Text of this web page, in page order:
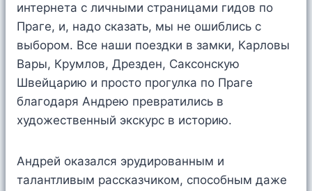
интернета с личными страницами гидов по
Праге, и, надо сказать, мы не ошиблись с
выбором. Все наши поездки в замки, Карловы
Вары, Крумлов, Дрезден, Саксонскую
Швейцарию и просто прогулка по Праге
благодаря Андрею превратились в
художественный экскурс в историю.
Андрей оказался эрудированным и
талантливым рассказчиком, способным даже